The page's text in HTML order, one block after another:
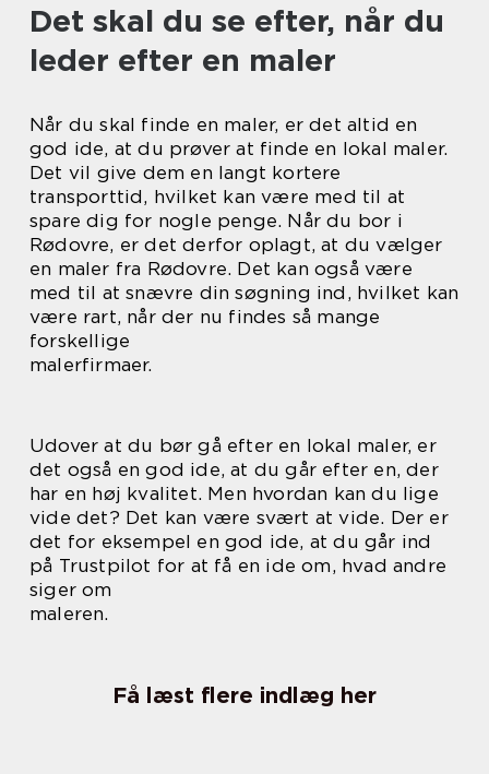
Det skal du se efter, når du
leder efter en maler
Når du skal finde en maler, er det altid en
god ide, at du prøver at finde en lokal maler.
Det vil give dem en langt kortere
transporttid, hvilket kan være med til at
spare dig for nogle penge. Når du bor i
Rødovre, er det derfor oplagt, at du vælger
en maler fra Rødovre. Det kan også være
med til at snævre din søgning ind, hvilket kan
være rart, når der nu findes så mange
forskellige
malerfirmaer.
Udover at du bør gå efter en lokal maler, er
det også en god ide, at du går efter en, der
har en høj kvalitet. Men hvordan kan du lige
vide det? Det kan være svært at vide. Der er
det for eksempel en god ide, at du går ind
på Trustpilot for at få en ide om, hvad andre
siger om
maleren.
Få læst flere indlæg her